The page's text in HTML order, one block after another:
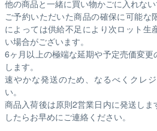
他の商品と一緒に買い物かごに入れない
ご予約いただいた商品の確保に可能な
によっては供給不足により次ロット生
い場合がございます。
6ヶ月以上の極端な延期や予定売価変
します。
速やかな発送のため、なるべくクレ
い。
商品入荷後は原則2営業日内に発送し
したらお早めにご連絡ください。